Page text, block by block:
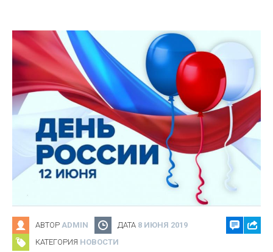
АВТОР ADMIN ДАТА 8 ИЮНЯ 2019
КАТЕГОРИЯ НОВОСТИ